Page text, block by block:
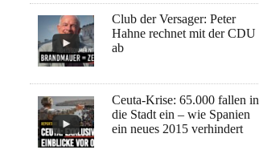
Club der Versager: Peter
Hahne rechnet mit der CDU
ab
Ceuta-Krise: 65.000 fallen in
die Stadt ein – wie Spanien
ein neues 2015 verhindert